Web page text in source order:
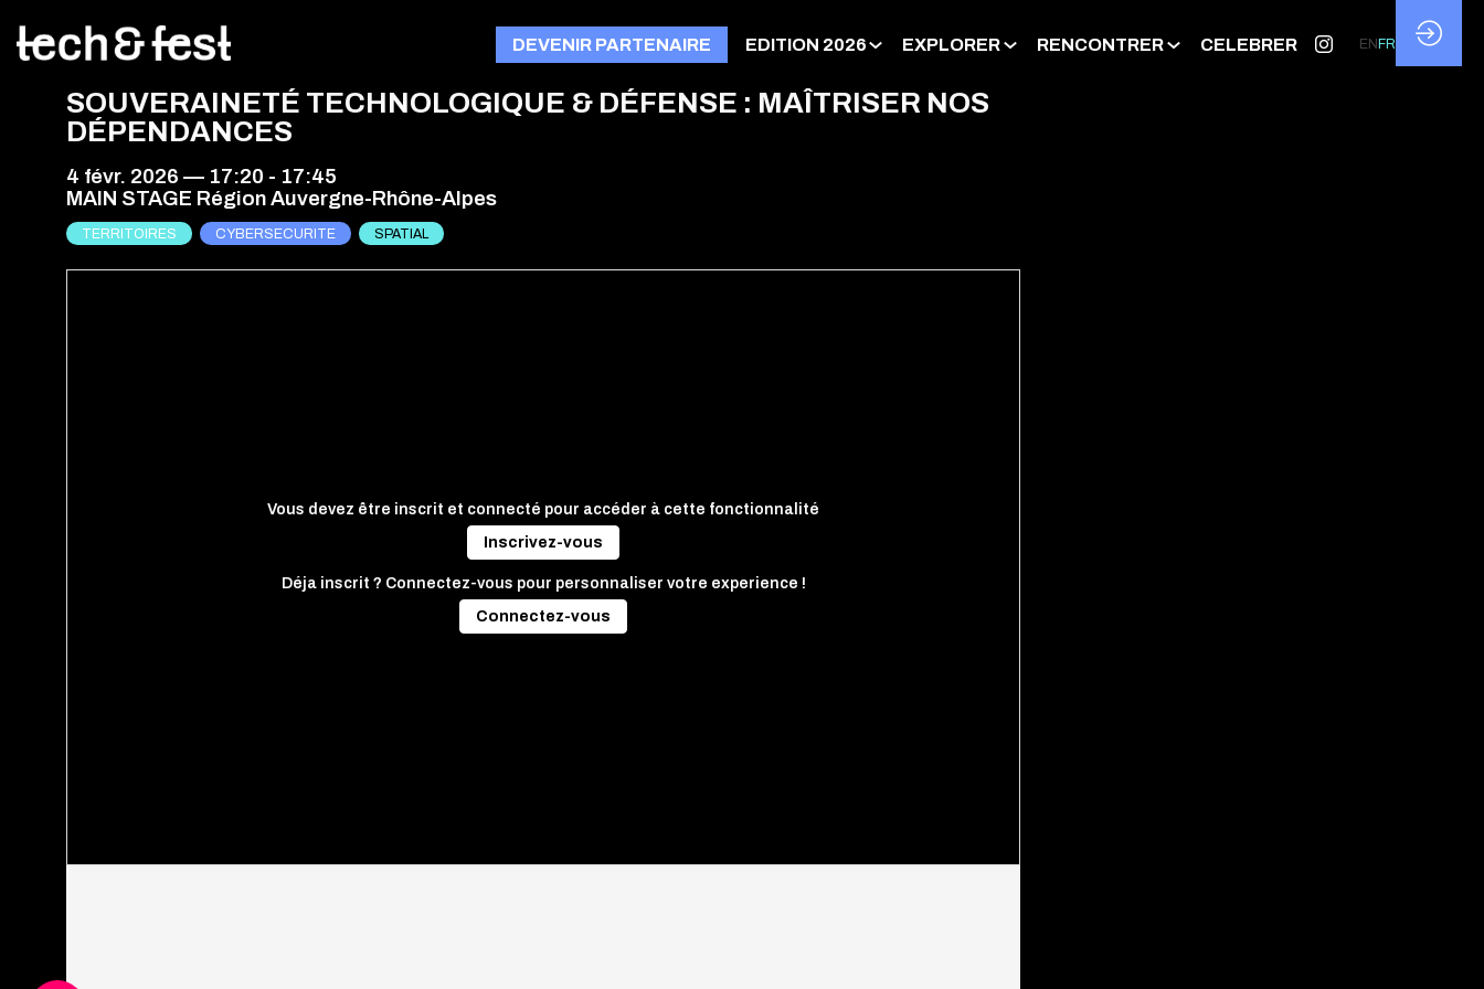
DEVENIR PARTENAIRE EDITION 2026 EXPLORER RENCONTRER CELEBRER EN FR
SOUVERAINETÉ TECHNOLOGIQUE & DÉFENSE : MAÎTRISER NOS
DÉPENDANCES
4 févr. 2026 — 17:20 - 17:45
MAIN STAGE Région Auvergne-Rhône-Alpes
TERRITOIRES CYBERSECURITE SPATIAL
Vous devez être inscrit et connecté pour accéder à cette fonctionnalité
Inscrivez-vous
Déja inscrit ? Connectez-vous pour personnaliser votre experience !
Connectez-vous